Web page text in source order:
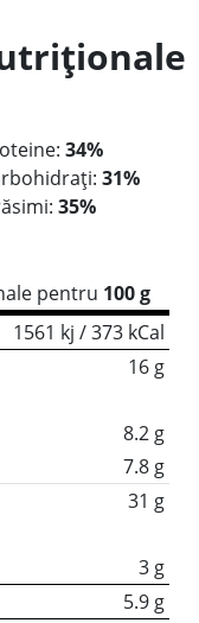
34%
31%
35%
pentru 100 g
1561 kj / 373 kCal
16 g
8.2 g
7.8 g
31 g
3 g
5.9 g